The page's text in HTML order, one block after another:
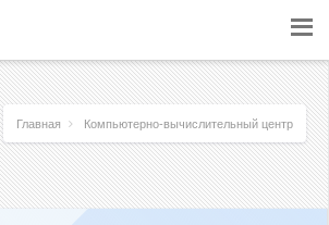
Главная Компьютерно-вычислительный центр